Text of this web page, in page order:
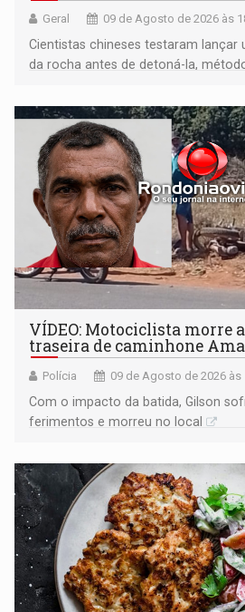
Geral 09 de Agosto de 2026 às
Cientistas chineses testaram lançar
da rocha antes de detoná-la,
VÍDEO: Motociclista morre
traseira de caminhone
Polícia 09 de Agosto de 2026 às
​Com o impacto da batida, Gilson
ferimentos e morreu no local